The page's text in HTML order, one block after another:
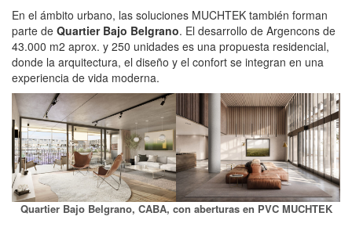
En el ámbito urbano, las soluciones MUCHTEK también forman
parte de Quartier Bajo Belgrano. El desarrollo de Argencons de
43.000 m2 aprox. y 250 unidades es una propuesta residencial,
donde la arquitectura, el diseño y el confort se integran en una
experiencia de vida moderna.
Quartier Bajo Belgrano, CABA, con aberturas en PVC MUCHTEK